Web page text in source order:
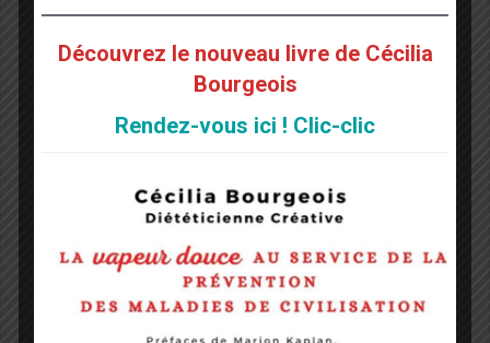
Notify me of followup comments via e-mail. You can
Découvrez le nouveau livre de Cécilia
Bourgeois
Rendez-vous ici ! Clic-clic